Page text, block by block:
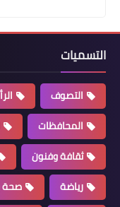
التسميات
التصوف
المحافظات
ثقافة وفنون
رياضة
صحة